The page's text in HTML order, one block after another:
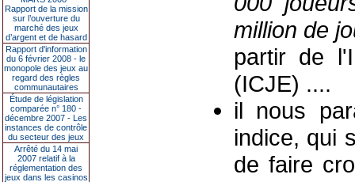
Rapport de la mission
sur l’ouverture du
marché des jeux
d’argent et de hasard
Rapport d'information
du 6 février 2008 - le
monopole des jeux au
regard des règles
communautaires
Étude de législation
comparée n° 180 -
décembre 2007 - Les
instances de contrôle
du secteur des jeux
Arrêté du 14 mai
2007 relatif à la
réglementation des
jeux dans les casinos
million de
partir de
(ICJE) ....
il nous
indice, qui
de faire